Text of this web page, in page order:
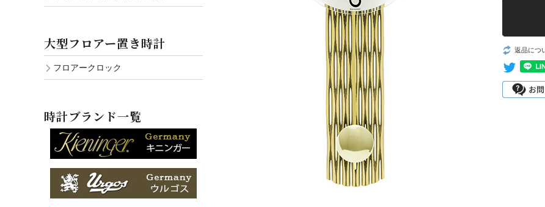
返品につ
大型フロアー置き時計
フロアークロック
時計ブランド一覧